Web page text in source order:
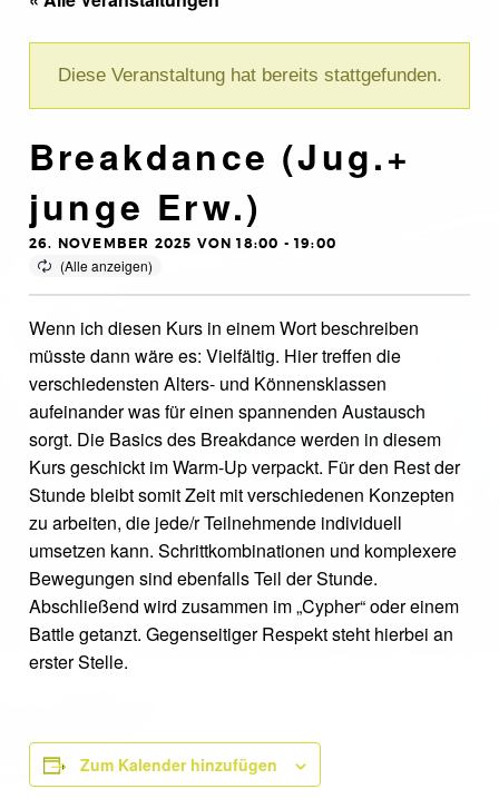
Diese Veranstaltung hat bereits stattgefunden.
Breakdance (Jug.+
junge Erw.)
26. NOVEMBER 2025 VON 18:00 -19:00
Wenn ich diesen Kurs in einem Wort beschreiben
müsste dann wäre es: Vielfältig. Hier treffen die
verschiedensten Alters- und Könnensklassen
aufeinander was für einen spannenden Austausch
sorgt. Die Basics des Breakdance werden in diesem
Kurs geschickt im Warm-Up verpackt. Für den Rest der
Stunde bleibt somit Zeit mit verschiedenen Konzepten
zu arbeiten, die jede/r Teilnehmende individuell
umsetzen kann. Schrittkombinationen und komplexere
Bewegungen sind ebenfalls Teil der Stunde.
Abschließend wird zusammen im „Cypher“ oder einem
Battle getanzt. Gegenseitiger Respekt steht hierbei an
erster Stelle.
Zum Kalender hinzufügen